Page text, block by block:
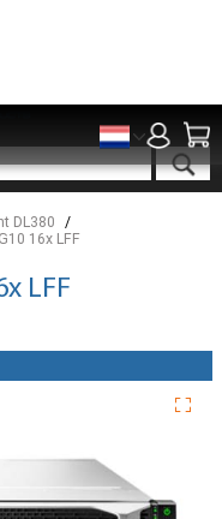
DL380
16x LFF
LFF